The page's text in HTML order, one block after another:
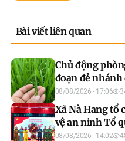
Bài viết liên quan
Chủ động
đoạn đẻ nhánh
08/08/2026 - 17:06
Xã Nà Hang tổ
vệ an ninh Tổ
08/08/2026 - 14:02